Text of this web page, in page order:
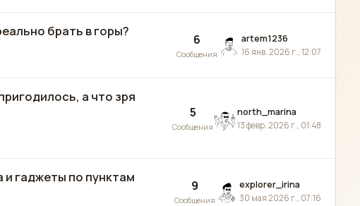
брать в горы?
6
Сообщения
artem1236
16 янв. 2026 г., 12:07
а что зря
5
Сообщения
north_marina
13 февр. 2026 г., 01:48
и гаджеты по пунктам
9
Сообщения
explorer_irina
30 мая 2026 г., 07:16